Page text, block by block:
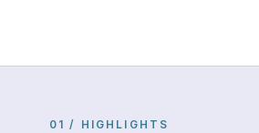
01 / HIGHLIGHTS